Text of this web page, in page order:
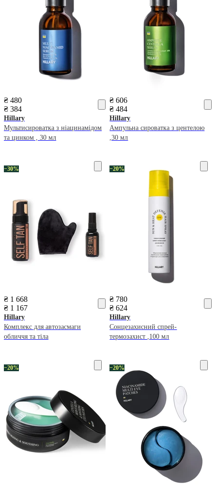
₴ 480
₴ 384
Hillary
Мультисироватка з ніацинамідом
та цинком , 30 мл
₴ 606
₴ 484
Hillary
Ампульна сироватка з центелою
,30 мл
−30%
₴ 1 668
₴ 1 167
Hillary
Комплекс для автозасмаги
обличчя та тіла
−20%
₴ 780
₴ 624
Hillary
Сонцезахисний спрей-
термозахист ,100 мл
−20% −20%